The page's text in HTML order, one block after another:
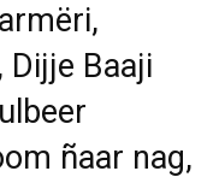
Dijje Baaji
ñaar nag,